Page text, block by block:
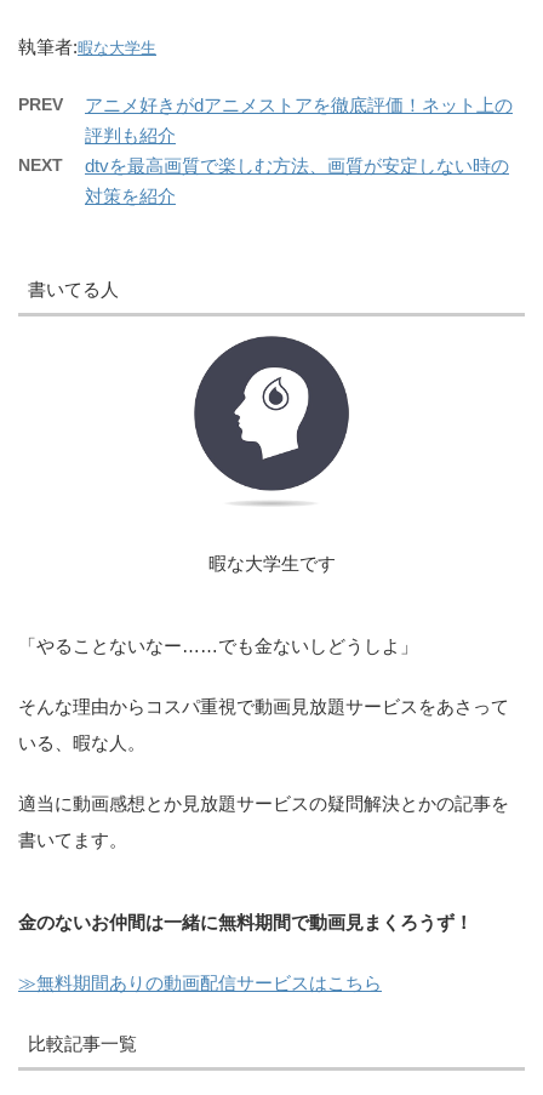
執筆者:暇な大学生
PREV
アニメ好きがdアニメストアを徹底評価！ネット上の
評判も紹介
NEXT
dtvを最高画質で楽しむ方法、画質が安定しない時の
対策を紹介
書いてる人
暇な大学生です
「やることないなー……でも金ないしどうしよ」
そんな理由からコスパ重視で動画見放題サービスをあさって
いる、暇な人。
適当に動画感想とか見放題サービスの疑問解決とかの記事を
書いてます。
金のないお仲間は一緒に無料期間で動画見まくろうず！
≫無料期間ありの動画配信サービスはこちら
比較記事一覧